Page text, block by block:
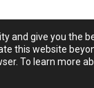
and give you the
this website
To learn more